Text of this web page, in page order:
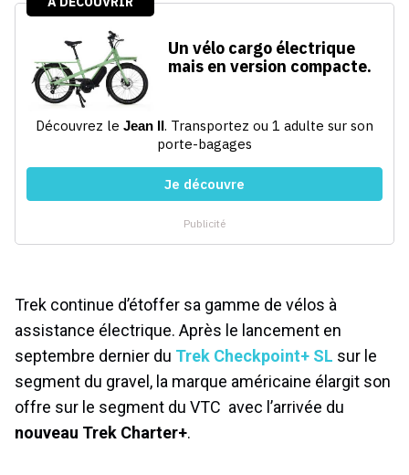
Trek continue d’étoffer sa gamme de vélos à
assistance électrique. Après le lancement en
septembre dernier du Trek Checkpoint+ SL sur le
segment du gravel, la marque américaine élargit son
offre sur le segment du VTC avec l’arrivée du
nouveau Trek Charter+.